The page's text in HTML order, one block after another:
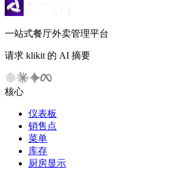
一站式餐厅外卖管理平台
请求 klikit 的 AI 摘要
核心
仪表板
销售点
菜单
库存
厨房显示